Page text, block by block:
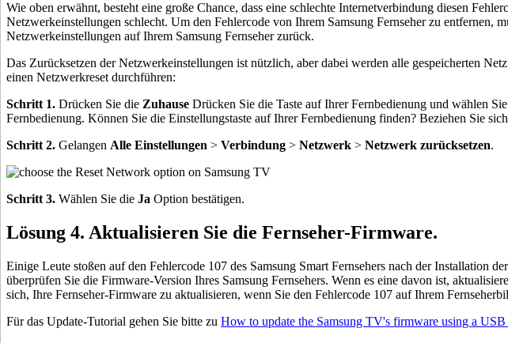
Wie oben erwähnt, besteht eine große Chance, dass eine schlechte Internetverbindung diesen
Netzwerkeinstellungen schlecht. Um den Fehlercode von Ihrem Samsung Fernseher zu
Netzwerkeinstellungen auf Ihrem Samsung Fernseher zurück.
Das Zurücksetzen der Netzwerkeinstellungen ist nützlich, aber dabei werden alle gespeicherten
einen Netzwerkreset durchführen:
Schritt 1. Drücken Sie die Zuhause Drücken Sie die Taste auf Ihrer Fernbedienung und wählen
Fernbedienung. Können Sie die Einstellungstaste auf Ihrer Fernbedienung finden? Beziehen Sie
Schritt 2. Gelangen Alle Einstellungen > Verbindung > Netzwerk > Netzwerk zurücksetzen.
Schritt 3. Wählen Sie die Ja Option bestätigen.
Lösung 4. Aktualisieren Sie die Fernseher-Firmware.
Einige Leute stoßen auf den Fehlercode 107 des Samsung Smart Fernsehers nach der Installation
überprüfen Sie die Firmware-Version Ihres Samsung Fernsehers. Wenn es eine davon ist,
sich, Ihre Fernseher-Firmware zu aktualisieren, wenn Sie den Fehlercode 107 auf Ihrem
Für das Update-Tutorial gehen Sie bitte zu How to update the Samsung TV's firmware using a